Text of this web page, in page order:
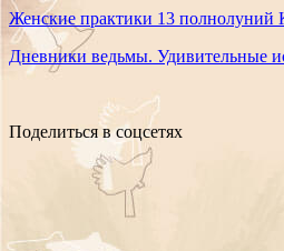
Женские практики 13 полнолуний
Дневники ведьмы. Удивительные
Поделиться в соцсетях